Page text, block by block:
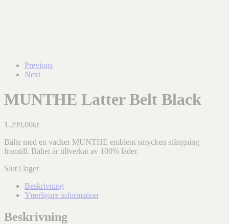
Previous
Next
MUNTHE Latter Belt Black
1.299,00kr
Bälte med en vacker MUNTHE emblem smycken stängning
framtill. Bältet är tillverkat av 100% läder.
Slut i lager
Beskrivning
Ytterligare information
Beskrivning